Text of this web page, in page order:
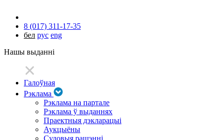
8 (017) 311-17-35
бел рус eng
Нашы выданні
Галоўная
Рэклама
Рэклама на партале
Рэклама ў выданнях
Праектныя дэкларацыі
Аукцыёны
Судовыя рашэнні